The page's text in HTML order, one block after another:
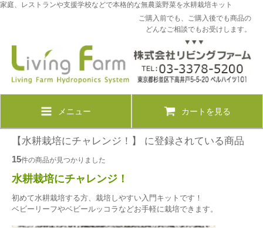
家庭、レストランや支援学校などで本格的な無農薬野菜を水耕栽培キット
ご購入前でも、ご購入後でも商品の
どんなご相談でもお受けします。
メニュー カートを見る
【水耕栽培にチャレンジ！】 に登録されている商品
15件の商品が見つかりました
水耕栽培にチャレンジ！
初めて水耕栽培する方、栽培しやすい入門キットです！
ベビーリーフやベビールッコラなどお手軽に栽培できます。